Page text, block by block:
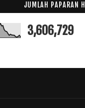
JUMLAH PAPARAN
3,606,729